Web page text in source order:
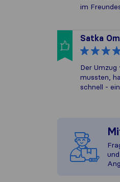
im
Satka
Der
mussten,
schnell -